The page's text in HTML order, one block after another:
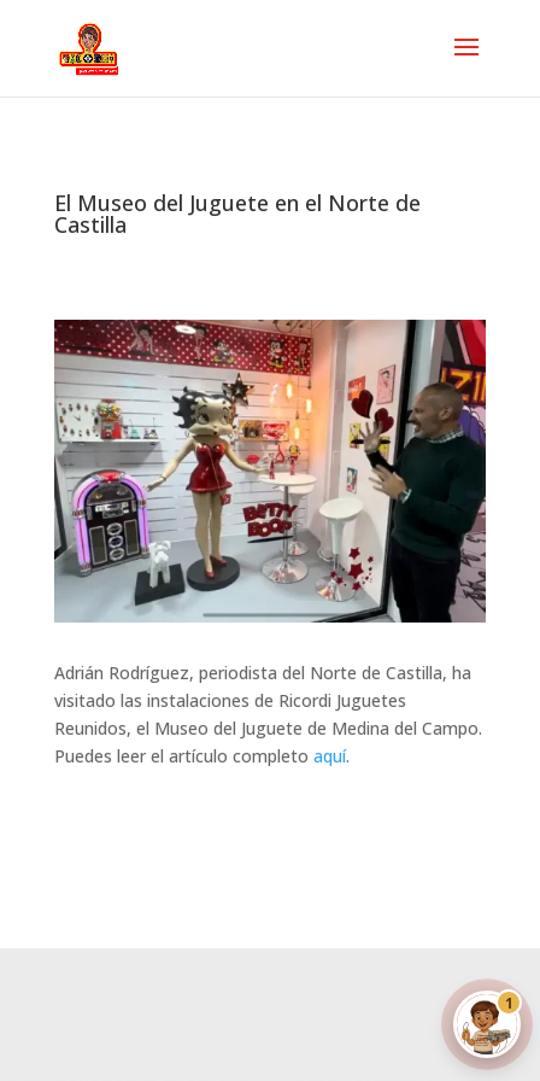
El Museo del Juguete en el Norte de
Castilla
Adrián Rodríguez, periodista del Norte de Castilla, ha
visitado las instalaciones de Ricordi Juguetes
Reunidos, el Museo del Juguete de Medina del Campo.
Puedes leer el artículo completo aquí.
1